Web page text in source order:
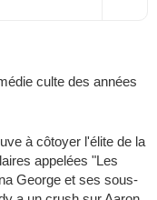
culte des années
à côtoyer l'élite de la
appelées "Les
George et ses sous-